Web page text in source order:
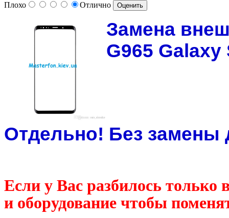
Плохо Отлично
Замена
G965 Galaxy
Отдельно! Без замены
Если у Вас разбилось
и оборудование чтобы